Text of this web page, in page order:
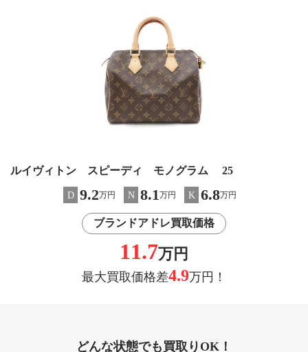
ルイヴィトン スピーディ モノグラム 25
D 9.2万円 N 8.1万円 K 6.8万円
ブランドアドレ買取価格
11.7万円
最大買取価格差4.9万円！
どんな状態でも買取りOK！